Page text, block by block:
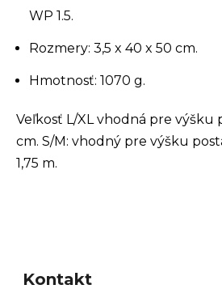
WP 1.5.
Rozmery: 3,5 x 40 x 50 cm.
Hmotnosť: 1070 g.
Veľkosť L/XL vhodná pre výšku
cm. S/M: vhodný pre výšku
1,75 m.
Kontakt